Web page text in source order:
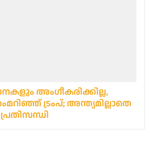
അംഗീകരിക്കില്ല,
ട്രംപ്; അന്ത്യമില്ലാതെ